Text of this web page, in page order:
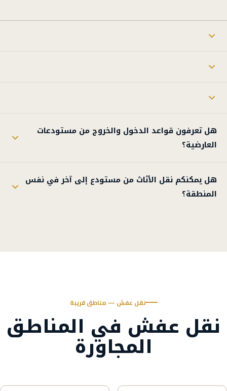
هل تعرفون قواعد الدخول والخروج من مستودعات
العارضية؟
هل يمكنكم نقل الأثاث من مستودع إلى آخر في نفس
المنطقة؟
نقل عفش — مناطق قريبة
نقل عفش في المناطق
المجاورة